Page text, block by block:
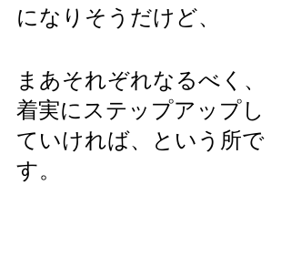
になりそうだけど、
まあそれぞれなるべく、
着実にステップアップし
ていければ、という所で
す。